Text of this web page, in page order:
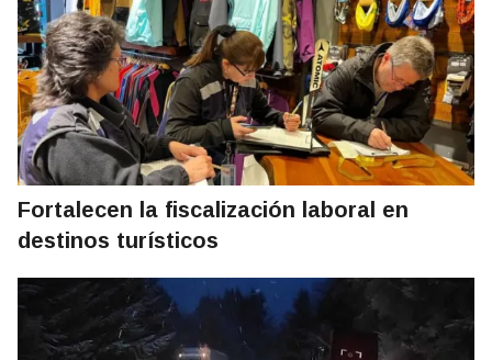
Fortalecen la fiscalización laboral en
destinos turísticos